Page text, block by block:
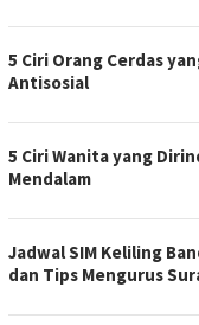
5 Ciri Orang Cerdas
Antisosial
5 Ciri Wanita yang
Mendalam
Jadwal SIM Keliling
dan Tips Mengurus